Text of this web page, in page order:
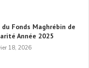
du Fonds Maghrébin de
Année 2025
18, 2026